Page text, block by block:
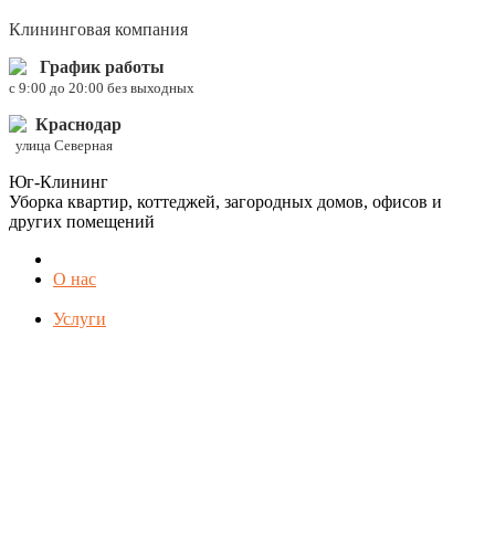
Клининговая компания
График работы
c 9:00 до 20:00 без выходных
Краснодар
улица Северная
Юг-Клининг
Уборка квартир, коттеджей, загородных домов, офисов и
других помещений
О нас
Услуги